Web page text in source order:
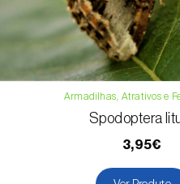
Armadilhas, Atrativos e
Spodoptera
3,95€